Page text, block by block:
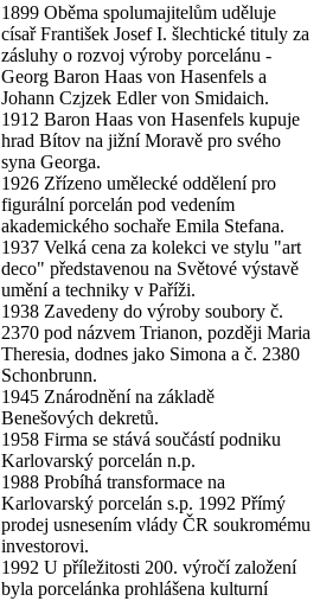
1899 Oběma spolumajitelům uděluje
císař František Josef I. šlechtické tituly za
zásluhy o rozvoj výroby porcelánu -
Georg Baron Haas von Hasenfels a
Johann Czjzek Edler von Smidaich.
1912 Baron Haas von Hasenfels kupuje
hrad Bítov na jižní Moravě pro svého
syna Georga.
1926 Zřízeno umělecké oddělení pro
figurální porcelán pod vedením
akademického sochaře Emila Stefana.
1937 Velká cena za kolekci ve stylu "art
deco" představenou na Světové výstavě
umění a techniky v Paříži.
1938 Zavedeny do výroby soubory č.
2370 pod názvem Trianon, později Maria
Theresia, dodnes jako Simona a č. 2380
Schonbrunn.
1945 Znárodnění na základě
Benešových dekretů.
1958 Firma se stává součástí podniku
Karlovarský porcelán n.p.
1988 Probíhá transformace na
Karlovarský porcelán s.p. 1992 Přímý
prodej usnesením vlády ČR soukromému
investorovi.
1992 U příležitosti 200. výročí založení
byla porcelánka prohlášena kulturní